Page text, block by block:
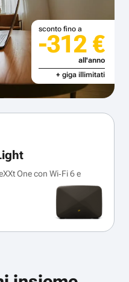
sconto fino a
-312 €
all'anno
+ giga illimitati
One con Wi‑Fi 6 e